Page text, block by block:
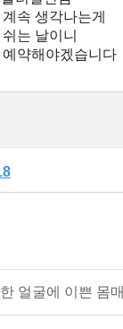
속 생각나는게
는 날이니
약해야겠습니다
얼굴에 이쁜 몸매